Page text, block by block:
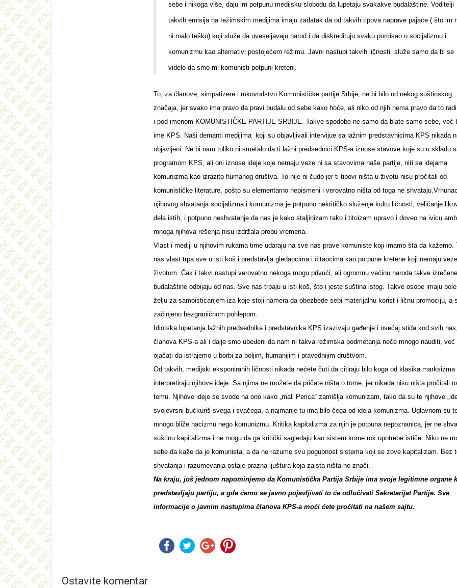
sebe i nikoga više, daju im potpunu medijsku slobodu da lupetaju svakakve budalaštine. Voditelji
takvih emisija na režimskim medijima imaju zadatak da od takvih tipova naprave pajace ( što im
ni malo teško) koji služe da uveseljavaju narod i da diskredituju svaku pomisao o socijalizmu i
komunizmu kao alternativi postojećem režimu. Javni nastupi takvih ličnosti služe samo da bi se
videlo da smo mi komunisti potpuni kreteni.
To, za članove, simpatizere i rukovodstvo Komunističke partije Srbije, ne bi bilo od nekog suštinskog
značaja, jer svako ima pravo da pravi budalu od sebe kako hoće, ali niko od njih nema pravo da to
i pod imenom KOMUNISTIČKE PARTIJE SRBIJE. Takve spodobe ne samo da blate samo sebe, već
ime KPS. Naši demanti medijima koji su objavljivali intervijue sa lažnim predstavnicima KPS nikada
objavljeni. Ne bi nam toliko ni smetalo da ti lažni predsednici KPS-a iznose stavove koje su u skladu
programom KPS, ali oni iznose ideje koje nemaju veze ni sa stavovima naše partije, niti sa idejama
komunizma kao izrazito humanog društva. To nije ni čudo jer ti tipovi ništa u životu nisu pročitali od
komunističke literature, pošto su elementarno nepismeni i verovatno ništa od toga ne
njihovog shvatanja socijalizma i komunizma je potpuno nekritičko služenje kultu ličnosti, veličanje
dela istih, i potpuno neshvatanje da nas je kako staljinizam tako i titoizam upravo i doveo na ivicu
mnoga njihova rešenja nisu izdržala probu vremena.
Vlast i mediji u njihovim rukama time udaraju na sve nas prave komuniste koji imamo šta da kažemo.
nas vlast trpa sve u isti koš i predstavlja gledaocima i čitaocima kao potpune kretene koji nemaju
životom. Čak i takvi nastupi verovatno nekoga mogu privući, ali ogromnu većinu naroda takve izrečene
budalaštine odbijaju od nas. Sve nas trpaju u isti koš, što i jeste suština istog. Takve osobe imaju
želju za samoisticanjem iza koje stoji namera da obezbede sebi materijalnu korist i ličnu promociju, a
začinjeno bezgraničnom pohlepom.
Idiotska lupetanja lažnih predsednika i predstavnika KPS izazivaju gađenje i osećaj stida kod svih
članova KPS-a ali i dalje smo ubeđeni da nam ni takva režimska podmetanja neće mnogo nauditi, već
ojačati da istrajemo u borbi za boljim, humanijim i pravednijim društvom.
Od takvih, medijski eksponiranih ličnosti nikada nećete čuti da citiraju bilo koga od klasika marksizma
interpretiraju njihove ideje. Sa njima ne možete da pričate ništa o tome, jer nikada nisu ništa pročitali
temu. Njihove ideje se svode na ono kako „mali Perica“ zamišlja komunizam, tako da su te njihove
svojevrsni bućkuriš svega i svačega, a najmanje tu ima bilo čega od ideja komunizma. Uglavnom su
mnogo bliže nacizmu nego komunizmu. Kritika kapitalizma za njih je potpuna nepoznanica, jer ne
suštinu kapitalizma i ne mogu da ga kritički sagledaju kao sistem kome rok upotrebe ističe. Niko ne
sebe da kaže da je komunista, a da ne razume svu pogubnost sistema koji se zove kapitalizam. Bez
shvatanja i razumevanja ostaje prazna ljuštura koja zaista ništa ne znači.
Na kraju, još jednom napominjemo da Komunistička Partija Srbije ima svoje legitimne organe
predstavljaju partiju, a gde ćemo se javno pojavljivati to će odlučivati Sekretarijat Partije. Sve
informacije o javnim nastupima članova KPS-a moći ćete pročitati na našem sajtu.
Ostavite komentar